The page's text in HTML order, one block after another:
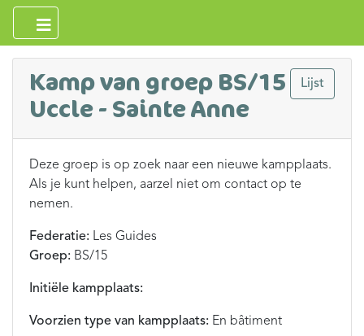
Lijst
Kamp van groep BS/15
Uccle - Sainte Anne
Deze groep is op zoek naar een nieuwe kampplaats.
Als je kunt helpen, aarzel niet om contact op te
nemen.
Federatie: Les Guides
Groep: BS/15
Initiële kampplaats:
Voorzien type van kampplaats: En bâtiment